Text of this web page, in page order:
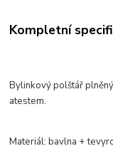
Kompletní
Bylinkový polštář
atestem.
Materiál: bavlna +